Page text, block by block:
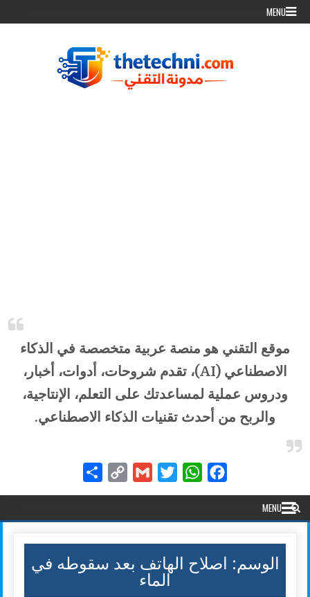
Skip to content
MENU
موقع التقني هو منصة عربية متخصصة في الذكاء
الاصطناعي (AI)، تقدم شروحات، أدوات، أخبار،
ودروس عملية لمساعدتك على التعلم، الإنتاجية،
والربح من أحدث تقنيات الذكاء الاصطناعي.
Facebook
WhatsApp
Twitter
Gmail
Copy
MENU
الوسم: اصلاح الهاتف بعد سقوطه في
الماء